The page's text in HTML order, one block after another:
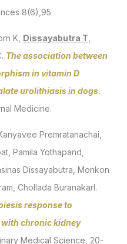
8(6),95
K, Dissayabutra T
The association between
in vitamin D
urolithiasis in dogs.
Medicine.
Premratanachai,
Pamila Yothapand,
Dissayabutra, Monkon
Chollada Buranakarl.
response to
chronic kidney
Medical Science, 20-